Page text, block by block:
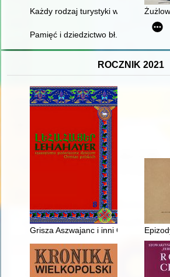
Każdy rodzaj turystyki wymaga
Pamięć i dziedzictwo bł. księdza
ROCZNIK 2021
Grisza Aszwajanc i inni Ormianie w